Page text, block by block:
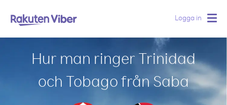
Logga in
Hur man ringer Trinidad
och Tobago från Saba